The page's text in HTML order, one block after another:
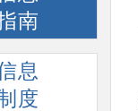
南
息
度